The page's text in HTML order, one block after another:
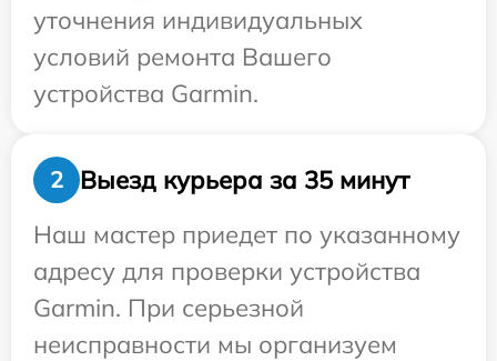
уточнения индивидуальных
условий ремонта Вашего
устройства Garmin.
2
Выезд курьера за 35 минут
Наш мастер приедет по указанному
адресу для проверки устройства
Garmin. При серьезной
неисправности мы организуем